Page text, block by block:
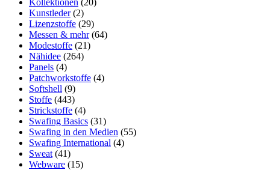
Kunstleder (2)
Lizenzstoffe (29)
Messen & mehr (64)
Modestoffe (21)
Nähidee (264)
Panels (4)
Patchworkstoffe (4)
Softshell (9)
Stoffe (443)
Strickstoffe (4)
Swafing Basics (31)
Swafing in den Medien (55)
Swafing International (4)
Sweat (41)
Webware (15)